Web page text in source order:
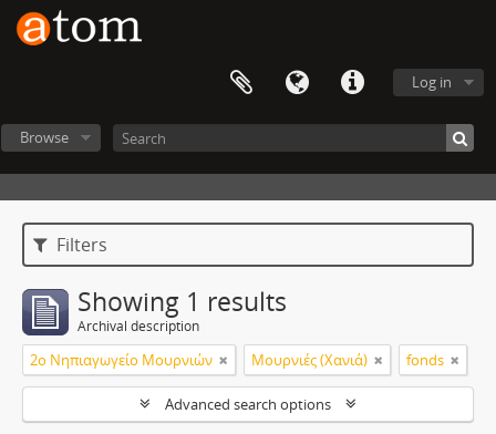
Log in
Browse
Filters
Showing 1 results
Archival description
2ο Νηπιαγωγείο Μουρνιών Μουρνιές (Χανιά) fonds
Advanced search options